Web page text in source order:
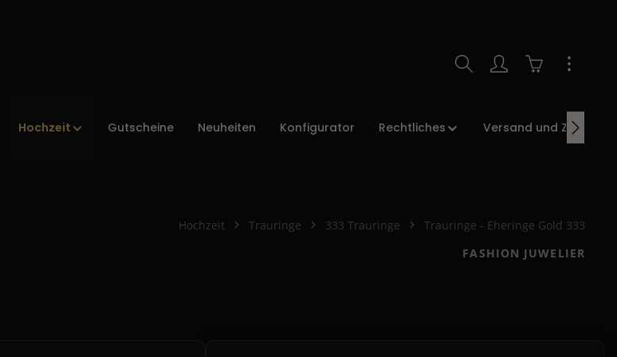
Warenkorb
Gutscheine Neuheiten Konfigurator Rechtliches Versand und Zahlung
Hochzeit Trauringe 333 Trauringe Trauringe - Eheringe Gold 333
FASHION JUWELIER